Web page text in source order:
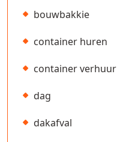
bouwbakkie
container huren
container verhuur
dag
dakafval